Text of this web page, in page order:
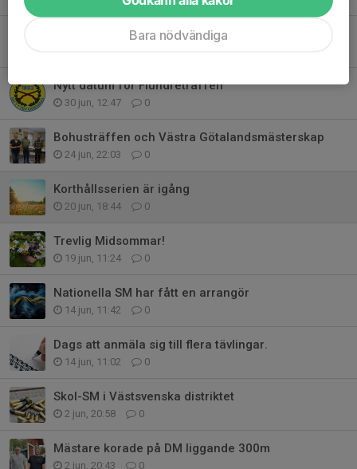
2026 års DM är avgjord
Nytt datum för Flundreträffen
30 jun, 12:47 0
Bohusträffen och Västra Götalandsmästerskap
24 jun, 22:03 0
Korthållsserien är igång
20 jun, 18:44 0
Trevlig Midsommar!
19 jun, 11:24 0
Nationella SM har fått en arrangör
14 jun, 11:42 0
Dags att anmäla sig till flera tävlingar.
14 jun, 11:02 0
Skol-SM i Västsvenska distriktet
2 jun, 20:58 0
Mästare korade på DM liggande 300m
2 jun, 20:43 0
Bara nödvändiga